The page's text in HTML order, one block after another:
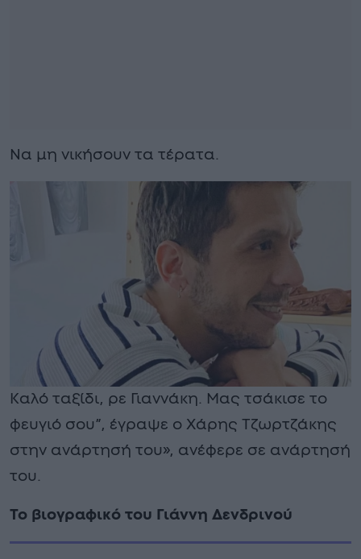
Να μη νικήσουν τα τέρατα.
Καλό ταξίδι, ρε Γιαννάκη. Μας τσάκισε το
φευγιό σου”, έγραψε ο Χάρης Τζωρτζάκης
στην ανάρτησή του», ανέφερε σε ανάρτησή
του.
Το βιογραφικό του Γιάννη Δενδρινού